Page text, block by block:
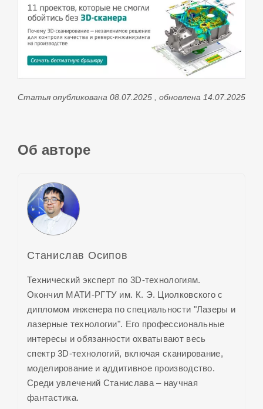
Статья опубликована 08.07.2025 , обновлена 14.07.2025
Об авторе
Станислав Осипов
Технический эксперт по 3D-технологиям.
Окончил МАТИ-РГТУ им. К. Э. Циолковского с
дипломом инженера по специальности "Лазеры и
лазерные технологии". Его профессиональные
интересы и обязанности охватывают весь
спектр 3D-технологий, включая сканирование,
моделирование и аддитивное производство.
Среди увлечений Станислава – научная
фантастика.